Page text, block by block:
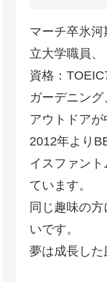
マーチ卒氷
立大学職員、
資格：
ガーデニング
アウトドアが
2012年より
イスファン
ています。
同じ趣味の
いです。
夢は成長した